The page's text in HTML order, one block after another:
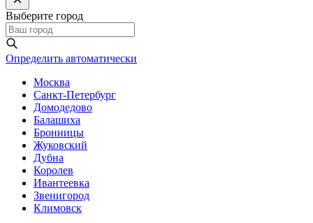
Выберите город
Определить автоматически
Москва
Санкт-Петербург
Домодедово
Балашиха
Бронницы
Жуковский
Дубна
Королев
Ивантеевка
Звенигород
Климовск